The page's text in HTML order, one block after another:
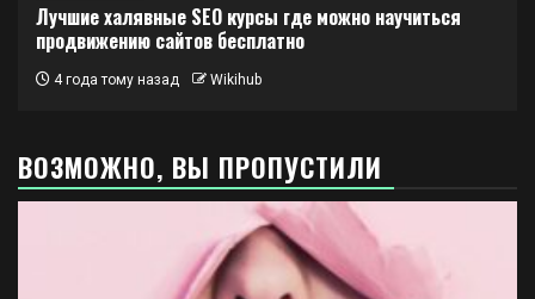
Лучшие халявные SEO курсы где можно научиться
продвижению сайтов бесплатно
4 года тому назад Wikihub
ВОЗМОЖНО, ВЫ ПРОПУСТИЛИ